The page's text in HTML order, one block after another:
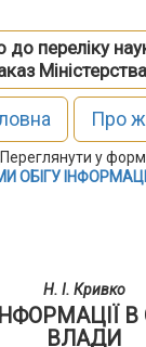
до переліку
Про
ОБІГУ
Н. І. Кривко
ВЛАДИ